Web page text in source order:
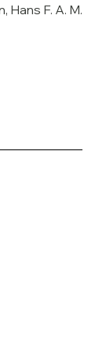
Hans F. A. M.